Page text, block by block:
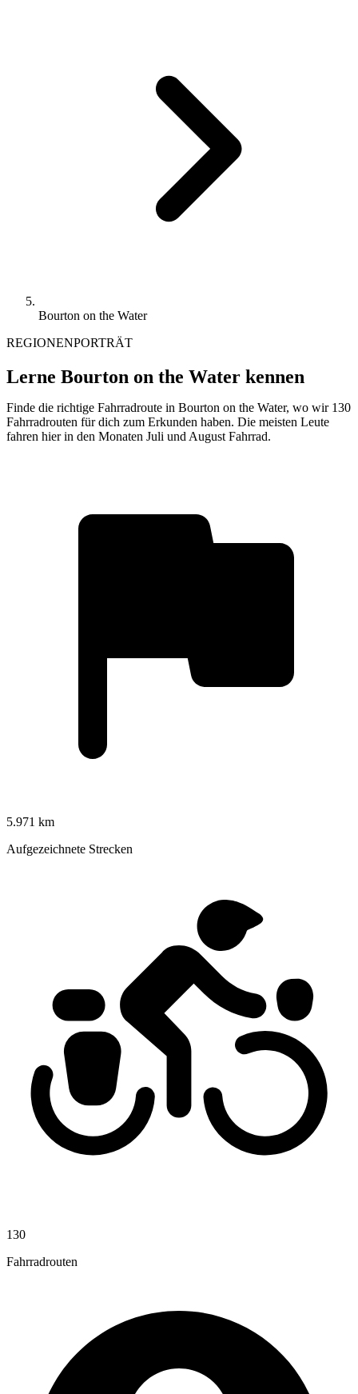
Bourton on the Water
REGIONENPORTRÄT
Lerne Bourton on the Water kennen
Finde die richtige Fahrradroute in Bourton on the Water, wo wir 130
Fahrradrouten für dich zum Erkunden haben. Die meisten Leute
fahren hier in den Monaten Juli und August Fahrrad.
5.971 km
Aufgezeichnete Strecken
130
Fahrradrouten